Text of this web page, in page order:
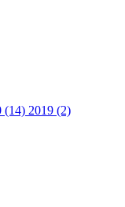
(14) 2019 (2)